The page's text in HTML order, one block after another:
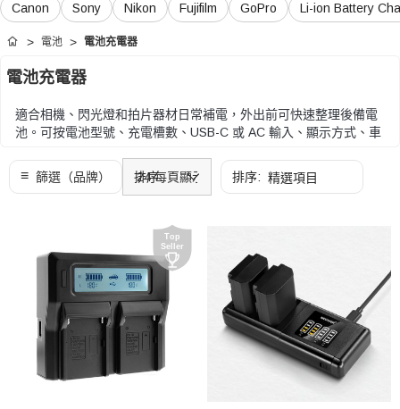
Canon Sony Nikon Fujifilm GoPro Li-ion Battery
首頁 電池 電池充電器
電池充電器
適合相機、閃光燈和拍片器材日常補電，外出前可快速整理後備電
池。可按電池型號、充電槽數、USB-C 或 AC 輸入、顯示方式、車
可按電池型號、充電槽數、USB-C 或 AC 輸入、顯示方式、車充和
安全保護比較。